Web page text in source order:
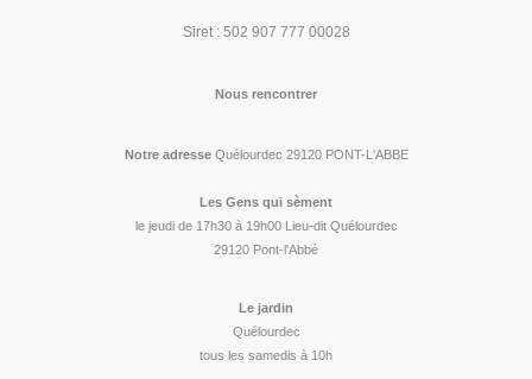
Siret : 502 907 777 00028
Nous rencontrer
Notre adresseQuélourdec 29120 PONT-L'ABBE
Les Gens qui sèment
le jeudi de 17h30 à 19h00 Lieu-dit Quélourdec
29120 Pont-l'Abbé
Le jardin
Quélourdec
tous les samedis à 10h